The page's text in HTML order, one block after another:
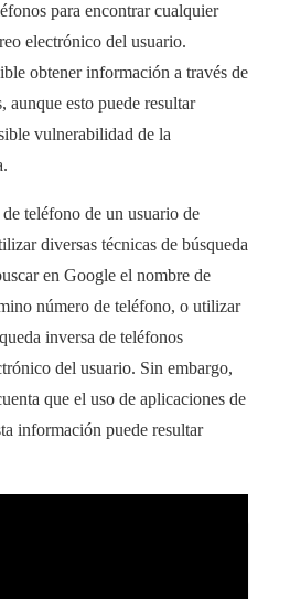
para encontrar cualquier
electrónico del usuario.
obtener información a través de
aunque esto puede resultar
vulnerabilidad de la
teléfono de un usuario de
diversas técnicas de búsqueda
en Google el nombre de
número de teléfono, o utilizar
inversa de teléfonos
del usuario. Sin embargo,
que el uso de aplicaciones de
información puede resultar